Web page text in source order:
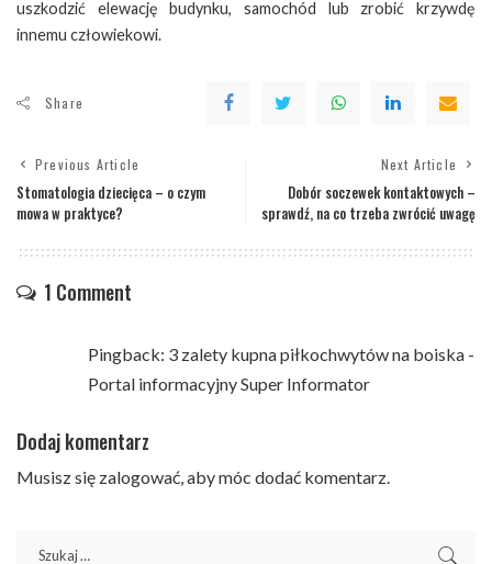
uszkodzić elewację budynku, samochód lub zrobić krzywdę
innemu człowiekowi.
Share
Previous Article
Stomatologia dziecięca – o czym
mowa w praktyce?
Next Article
Dobór soczewek kontaktowych –
sprawdź, na co trzeba zwrócić uwagę
1 Comment
Pingback: 3 zalety kupna piłkochwytów na boiska -
Portal informacyjny Super Informator
Dodaj komentarz
Musisz się zalogować, aby móc dodać komentarz.